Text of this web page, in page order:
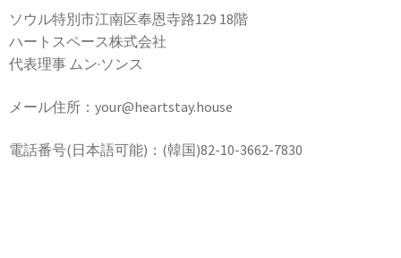
ソウル特別市江南区奉恩寺路129 18階
ハートスペース株式会社
代表理事 ムン·ソンス
メール住所：your@heartstay.house
電話番号(日本語可能)：(韓国)82-10-3662-7830